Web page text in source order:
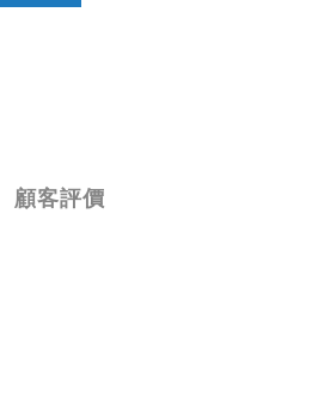
顧客評價